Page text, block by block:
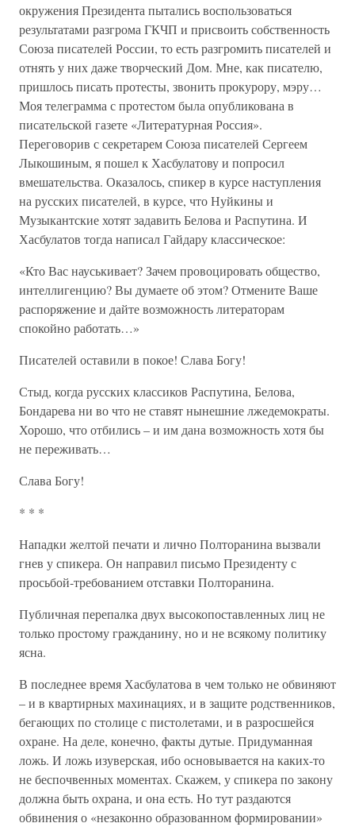
окружения Президента пытались воспользоваться
результатами разгрома ГКЧП и присвоить собственность
Союза писателей России, то есть разгромить писателей и
отнять у них даже творческий Дом. Мне, как писателю,
пришлось писать протесты, звонить прокурору, мэру…
Моя телеграмма с протестом была опубликована в
писательской газете «Литературная Россия».
Переговорив с секретарем Союза писателей Сергеем
Лыкошиным, я пошел к Хасбулатову и попросил
вмешательства. Оказалось, спикер в курсе наступления
на русских писателей, в курсе, что Нуйкины и
Музыкантские хотят задавить Белова и Распутина. И
Хасбулатов тогда написал Гайдару классическое:
«Кто Вас науськивает? Зачем провоцировать общество,
интеллигенцию? Вы думаете об этом? Отмените Ваше
распоряжение и дайте возможность литераторам
спокойно работать…»
Писателей оставили в покое! Слава Богу!
Стыд, когда русских классиков Распутина, Белова,
Бондарева ни во что не ставят нынешние лжедемократы.
Хорошо, что отбились – и им дана возможность хотя бы
не переживать…
Слава Богу!
* * *
Нападки желтой печати и лично Полторанина вызвали
гнев у спикера. Он направил письмо Президенту с
просьбой-требованием отставки Полторанина.
Публичная перепалка двух высокопоставленных лиц не
только простому гражданину, но и не всякому политику
ясна.
В последнее время Хасбулатова в чем только не обвиняют
– и в квартирных махинациях, и в защите родственников,
бегающих по столице с пистолетами, и в разросшейся
охране. На деле, конечно, факты дутые. Придуманная
ложь. И ложь изуверская, ибо основывается на каких-то
не беспочвенных моментах. Скажем, у спикера по закону
должна быть охрана, и она есть. Но тут раздаются
обвинения о «незаконно образованном формировании»